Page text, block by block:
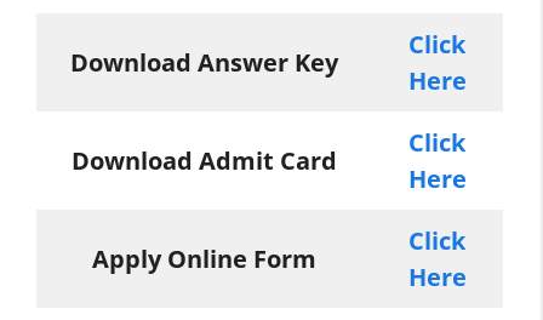
Download Answer Key
Click
Here
Download Admit Card
Click
Here
Apply Online Form
Click
Here